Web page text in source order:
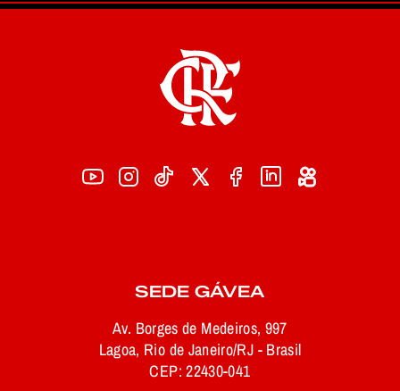
SEDE GÁVEA
Av. Borges de Medeiros, 997
Lagoa, Rio de Janeiro/RJ - Brasil
CEP: 22430-041